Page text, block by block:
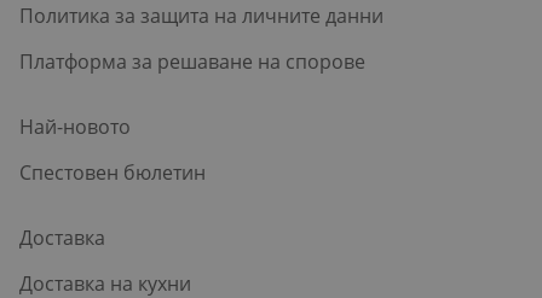
Политика за защита на личните данни
Платформа за решаване на спорове
Най-новото
Спестовен бюлетин
Доставка
Доставка на кухни